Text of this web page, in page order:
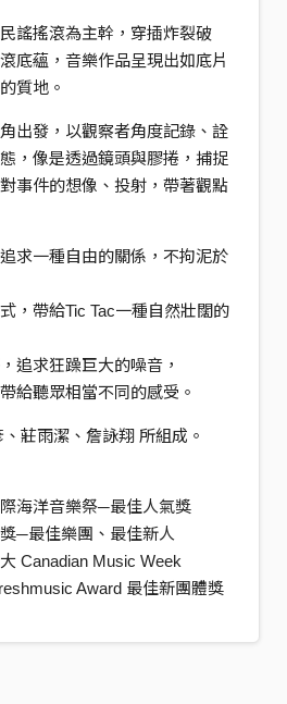
謠搖滾為主幹，穿插炸裂破
底蘊，音樂作品呈現出如底片
質地。
出發，以觀察者角度記錄、詮
，像是透過鏡頭與膠捲，捕捉
事件的想像、投射，帶著觀點
求一種自由的關係，不拘泥於
，帶給Tic Tac一種自然壯闊的
追求狂躁巨大的噪音，
給聽眾相當不同的感受。
莊雨潔、詹詠翔 所組成。
海洋音樂祭─最佳人氣獎
─最佳樂團、最佳新人
Canadian Music Week
Award 最佳新團體獎